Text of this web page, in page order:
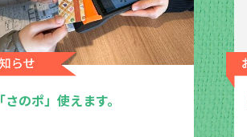
「さのポ」使えます。